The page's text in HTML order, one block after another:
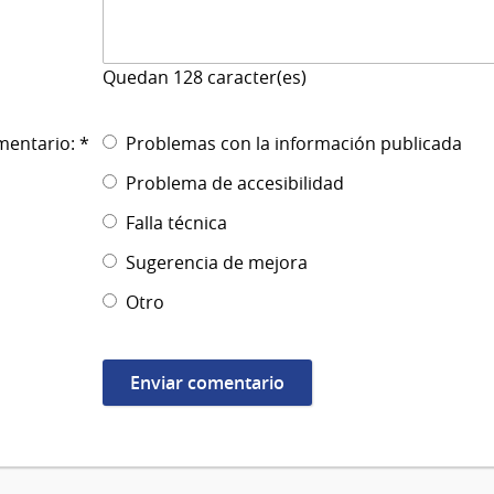
Quedan 128 caracter(es)
*
Problemas con la información publicada
Problema de accesibilidad
Falla técnica
Sugerencia de mejora
Otro